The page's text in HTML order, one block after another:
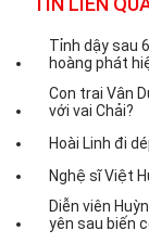
Tỉnh dậy sau
hoàng phát
Con trai Vân
với vai Chải?
Hoài Linh đi
Nghệ sĩ Việt
Diễn viên
yên sau biến